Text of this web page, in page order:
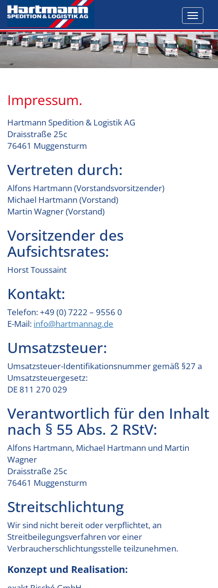
Impressum.
Hartmann Spedition & Logistik AG
Draisstraße 25c
76461 Muggensturm
Vertreten durch:
Alfons Hartmann (Vorstandsvorsitzender)
Michael Hartmann (Vorstand)
Martin Wagner (Vorstand)
Vorsitzender des
Aufsichtsrates:
Horst Toussaint
Kontakt:
Telefon: +49 (0) 7222 – 9556 0
E-Mail: info@hartmannag.de
Umsatzsteuer:
Umsatzsteuer-Identifikationsnummer gemäß §27 a
Umsatzsteuergesetz:
DE 811 270 029
Verantwortlich für den Inhalt
nach § 55 Abs. 2 RStV:
Alfons Hartmann, Michael Hartmann und Martin
Wagner
Draisstraße 25c
76461 Muggensturm
Streitschlichtung
Wir sind nicht bereit oder verpflichtet, an
Streitbeilegungsverfahren vor einer
Verbraucherschlichtungsstelle teilzunehmen.
Konzept und Realisation: